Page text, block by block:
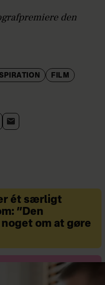
den
FILM
ét særligt
”Den
om at gøre